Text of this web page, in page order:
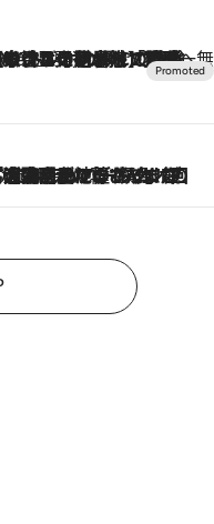
野リゾート】唯一無二。癒しと発見が待つ場所へ
水浴】ヒノキの香りに包まれて涼感マックス！約13℃の湧水かけ流しを避暑地「星野温泉 トンボの湯」で体験
の勝手に再ブーム
客大盛上がりの“タオル回し”に、ラッパー顔負けの高速歌唱まで…さだまさし（74）のアグレッシブすぎる現在地